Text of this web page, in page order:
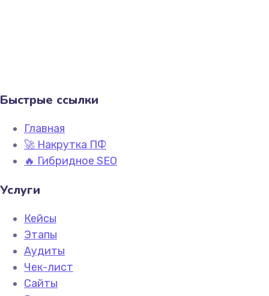
Быстрые ссылки
Главная
🚀 Накрутка ПФ
🔥 Гибридное SEO
Услуги
Кейсы
Этапы
Аудиты
Чек-лист
Сайты